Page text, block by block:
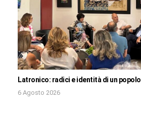
Latronico: radici e identità di un popolo
6 Agosto 2026